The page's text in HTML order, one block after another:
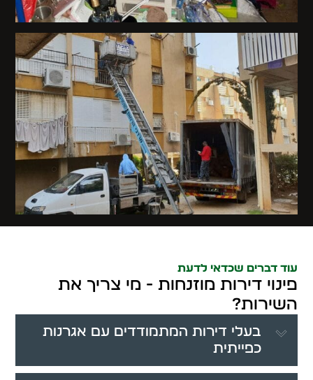
עוד דברים שכדאי לדעת
פינוי דירות מוזנחות - מי צריך את
השירות?
בעלי דירות המתמודדים עם אגרנות
כפייתית